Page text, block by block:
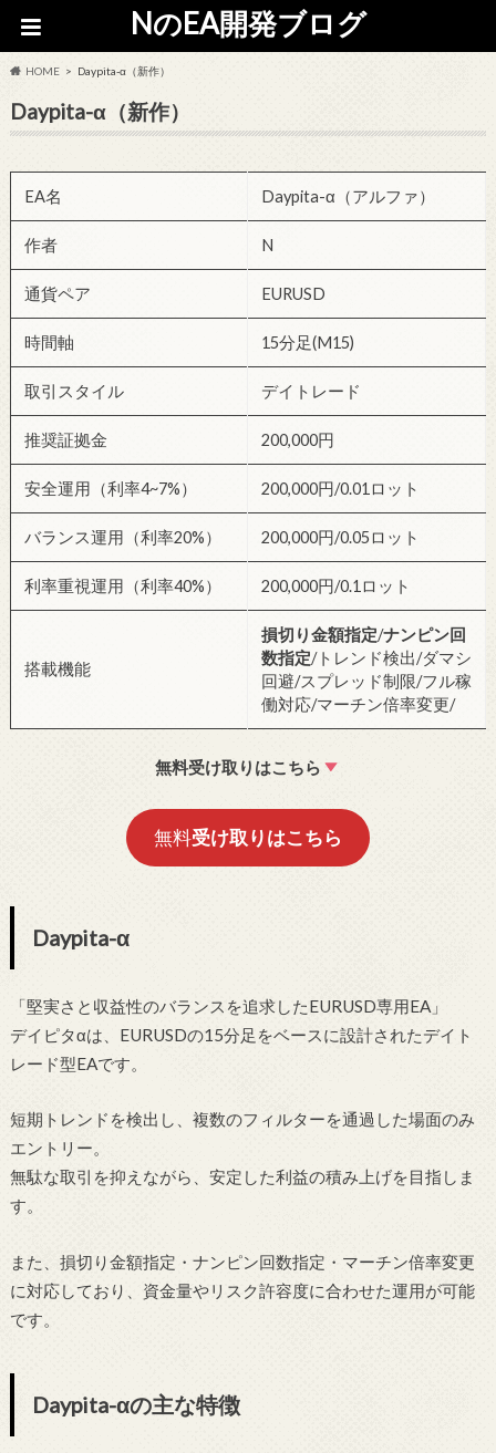
NのEA開発ブログ
HOME Daypita-α（新作）
Daypita-α（新作）
EA名 Daypita-α（アルファ）
作者 N
通貨ペア EURUSD
時間軸 15分足(M15)
取引スタイル デイトレード
推奨証拠金 200,000円
安全運用（利率4~7%） 200,000円/0.01ロット
バランス運用（利率20%） 200,000円/0.05ロット
利率重視運用（利率40%） 200,000円/0.1ロット
搭載機能
損切り金額指定/ナンピン回
数指定/トレンド検出/ダマシ
回避/スプレッド制限/フル稼
働対応/マーチン倍率変更/
無料受け取りはこちら
無料受け取りはこちら
Daypita-α
「堅実さと収益性のバランスを追求したEURUSD専用EA」
デイピタαは、EURUSDの15分足をベースに設計されたデイト
レード型EAです。
短期トレンドを検出し、複数のフィルターを通過した場面のみ
エントリー。
無駄な取引を抑えながら、安定した利益の積み上げを目指しま
す。
また、損切り金額指定・ナンピン回数指定・マーチン倍率変更
に対応しており、資金量やリスク許容度に合わせた運用が可能
です。
Daypita-αの主な特徴